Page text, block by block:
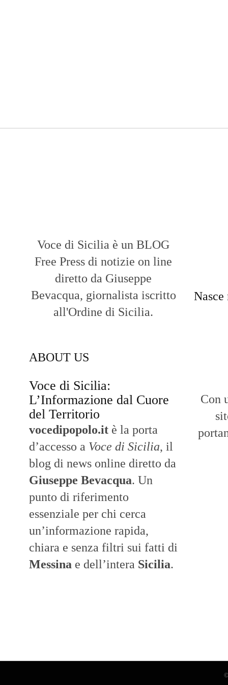
Voce di Sicilia è un BLOG
Free Press di notizie on line
diretto da Giuseppe
Bevacqua, giornalista iscritto
all'Ordine di Sicilia.
ABOUT US
Voce di Sicilia:
L’Informazione dal Cuore
del Territorio
vocedipopolo.it è la porta
d’accesso a Voce di Sicilia, il
blog di news online diretto da
Giuseppe Bevacqua. Un
punto di riferimento
essenziale per chi cerca
un’informazione rapida,
chiara e senza filtri sui fatti di
Messina e dell’intera Sicilia.
Con